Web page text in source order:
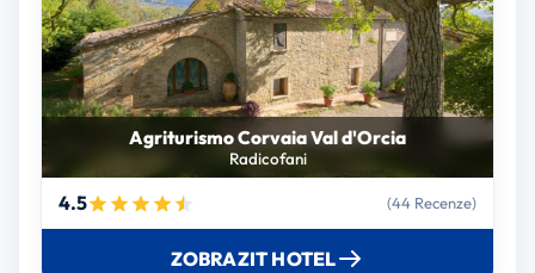
Agriturismo Corvaia Val d'Orcia
Radicofani
4.5 (44 Recenze)
ZOBRAZIT HOTEL